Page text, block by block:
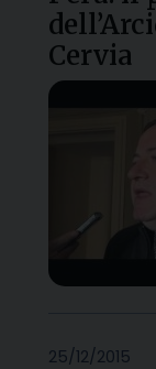
Cervia
25/12/2015